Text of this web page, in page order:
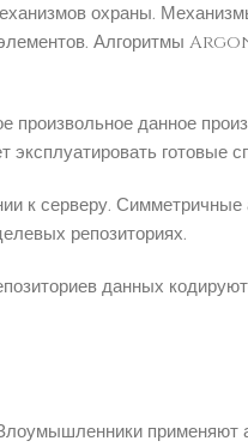
охраны.
Алгоритмы
данное
готовые
к серверу.
репозиториях.
данных
применяют